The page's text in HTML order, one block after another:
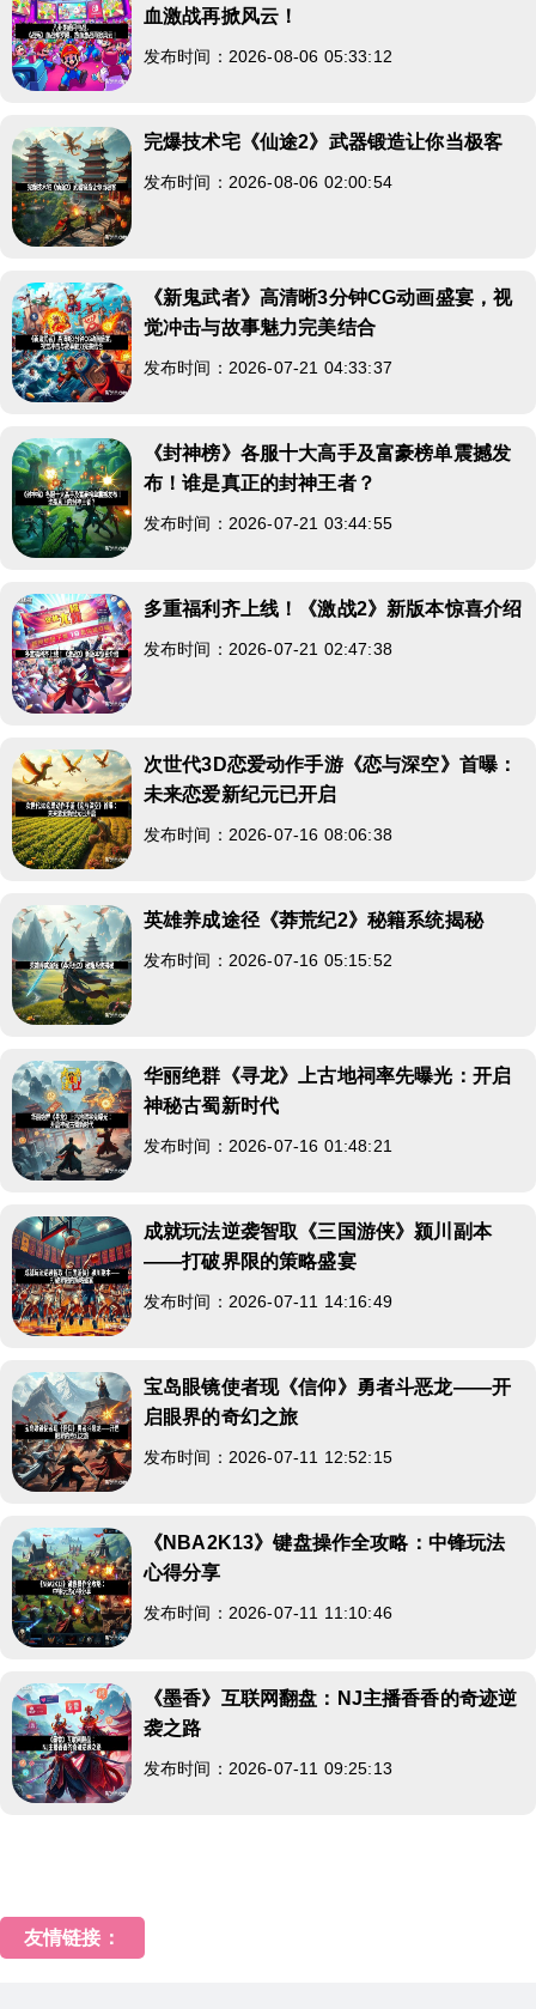
血激战再掀风云！
发布时间：2026-08-06 05:33:12
完爆技术宅《仙途2》武器锻造让你当极客
发布时间：2026-08-06 02:00:54
《新鬼武者》高清晰3分钟CG动画盛宴，视
觉冲击与故事魅力完美结合
发布时间：2026-07-21 04:33:37
《封神榜》各服十大高手及富豪榜单震撼发
布！谁是真正的封神王者？
发布时间：2026-07-21 03:44:55
多重福利齐上线！《激战2》新版本惊喜介绍
发布时间：2026-07-21 02:47:38
次世代3D恋爱动作手游《恋与深空》首曝：
未来恋爱新纪元已开启
发布时间：2026-07-16 08:06:38
英雄养成途径《莽荒纪2》秘籍系统揭秘
发布时间：2026-07-16 05:15:52
华丽绝群《寻龙》上古地祠率先曝光：开启
神秘古蜀新时代
发布时间：2026-07-16 01:48:21
成就玩法逆袭智取《三国游侠》颍川副本
——打破界限的策略盛宴
发布时间：2026-07-11 14:16:49
宝岛眼镜使者现《信仰》勇者斗恶龙——开
启眼界的奇幻之旅
发布时间：2026-07-11 12:52:15
《NBA2K13》键盘操作全攻略：中锋玩法
心得分享
发布时间：2026-07-11 11:10:46
《墨香》互联网翻盘：NJ主播香香的奇迹逆
袭之路
发布时间：2026-07-11 09:25:13
友情链接：